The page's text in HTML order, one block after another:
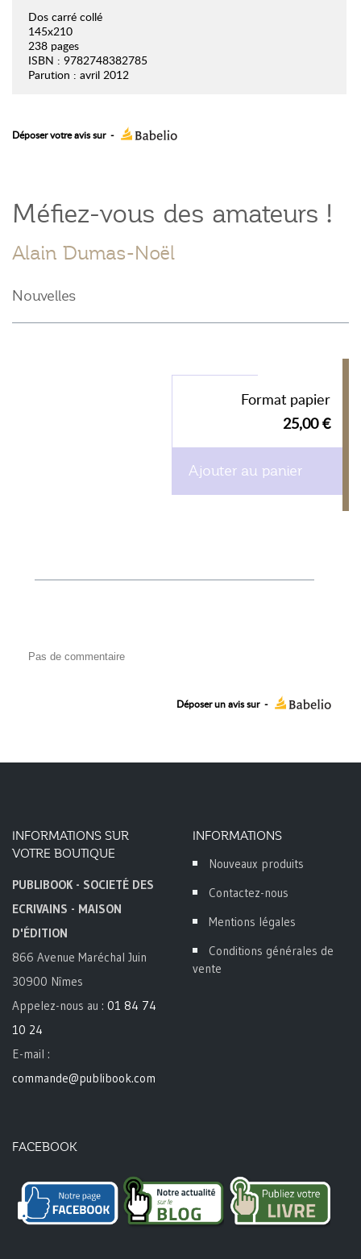
Dos carré collé
145x210
238 pages
ISBN : 9782748382785
Parution : avril 2012
Déposer votre avis sur -
Méfiez-vous des amateurs !
Alain Dumas-Noël
Nouvelles
Format papier
25,00 €
Ajouter au panier
Pas de commentaire
Déposer un avis sur -
INFORMATIONS SUR
VOTRE BOUTIQUE
PUBLIBOOK - SOCIETÉ DES
ECRIVAINS - MAISON
D'ÉDITION
866 Avenue Maréchal Juin
30900 Nîmes
Appelez-nous au : 01 84 74
10 24
E-mail :
commande@publibook.com
INFORMATIONS
Nouveaux produits
Contactez-nous
Mentions légales
Conditions générales de
vente
FACEBOOK